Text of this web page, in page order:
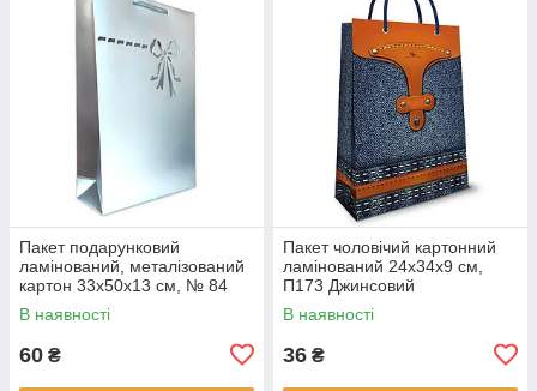
Пакет подарунковий
ламінований, металізований
картон 33х50х13 см, № 84
В наявності
60 ₴
Пакет чоловічий картонний
ламінований 24х34х9 см,
П173 Джинсовий
В наявності
36 ₴